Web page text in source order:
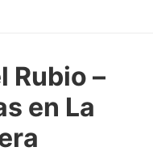
Rubio –
en La